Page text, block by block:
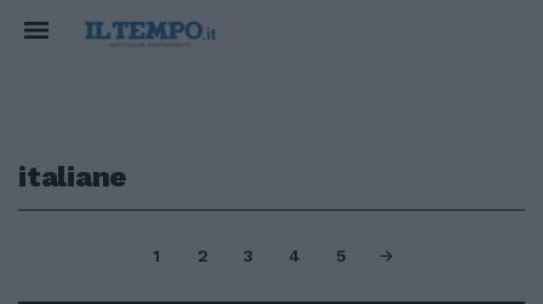
italiane
1 2 3 4 5